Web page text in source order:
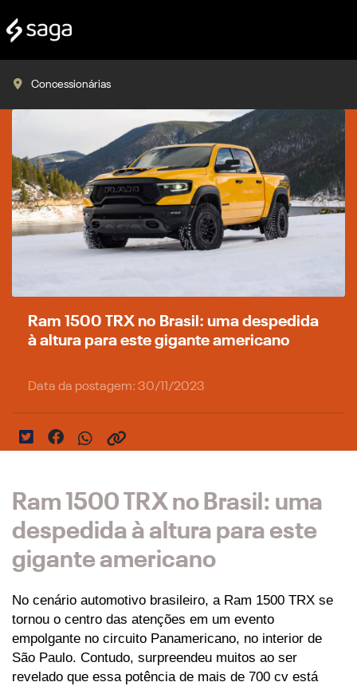
Concessionárias
Ram 1500 TRX no Brasil: uma despedida
à altura para este gigante americano
Data da postagem: 30/11/2023
Ram 1500 TRX no Brasil: uma
despedida à altura para este
gigante americano
No cenário automotivo brasileiro, a Ram 1500 TRX se
tornou o centro das atenções em um evento
empolgante no circuito Panamericano, no interior de
São Paulo. Contudo, surpreendeu muitos ao ser
revelado que essa potência de mais de 700 cv está